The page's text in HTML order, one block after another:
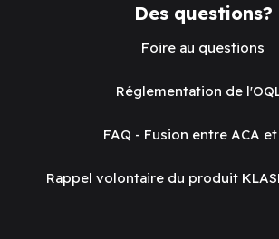
Des questions?
Foire au questions
Réglementation de
FAQ - Fusion entre ACA
Rappel volontaire du produit